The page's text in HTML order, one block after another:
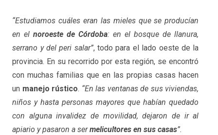
“Estudiamos cuáles eran las mieles que se producían
en elnoroeste de Córdoba: en el bosque de llanura,
serrano y del peri salar”, todo para el lado oeste de la
provincia. En su recorrido por esta región, se encontró
con muchas familias que en las propias casas hacen
un manejo rústico. “En las ventanas de sus viviendas,
niños y hasta personas mayores que habían quedado
con alguna invalidez de movilidad, dejaron de ir al
apiario y pasaron a sermelicultores en sus casas”.